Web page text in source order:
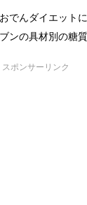
でんダイエットに
ンの具材別の糖
スポンサーリンク